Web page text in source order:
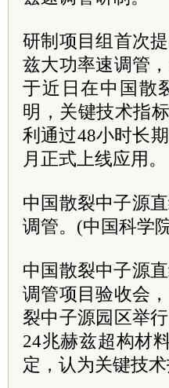
研制项目组首次
兹大功率速调管
于近日在中国散
明，关键技术指
利通过48小时长
月正式上线应用。
中国散裂中子源
调管。(中国科学
中国散裂中子源
调管项目验收会
裂中子源园区举
24兆赫兹超构材
定，认为关键技